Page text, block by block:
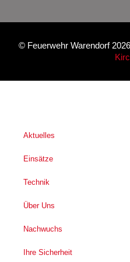
© Feuerwehr Warendorf 2026
Aktuelles
Einsätze
Technik
Über Uns
Nachwuchs
Ihre Sicherheit